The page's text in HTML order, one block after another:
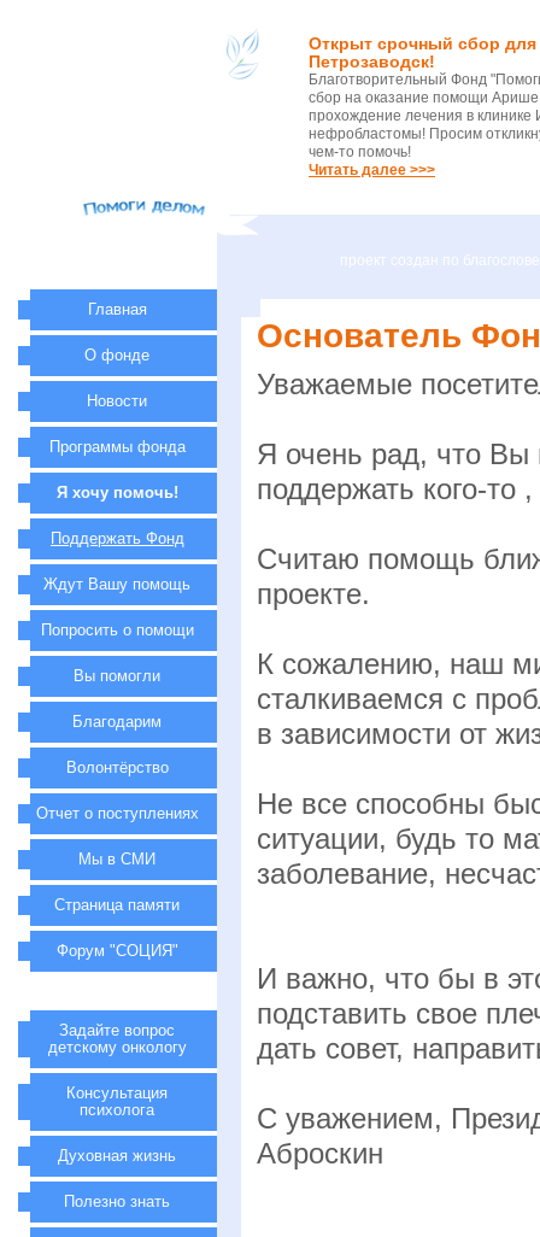
Открыт срочный сбор
Петрозаводск!
Благотворительный Фонд
сбор на оказание помощи Арише
прохождение лечения в клинике
нефробластомы! Просим
чем-то помочь!
Читать далее >>>
проект создан по
Основатель
Уважаемые
Я очень рад, что Вы
поддержать кого-
Считаю помощь
проекте.
К сожалению, наш
сталкиваемся с
в зависимости от
Не все способны
ситуации, будь то
заболевание,
И важно, что бы в
подставить свое
дать совет,
С уважением,
Аброскин
Главная
О фонде
Новости
Программы фонда
Я хочу помочь!
Поддержать Фонд
Ждут Вашу помощь
Попросить о помощи
Вы помогли
Благодарим
Волонтёрство
Отчет о поступлениях
Мы в СМИ
Страница памяти
Форум "СОЦИЯ"
Задайте вопрос
детскому онкологу
Консультация
психолога
Духовная жизнь
Полезно знать